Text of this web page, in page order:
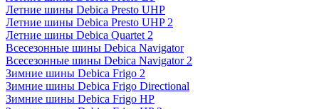
Летние шины Debica Presto UHP
Летние шины Debica Presto UHP 2
Летние шины Debica Quartet 2
Всесезонные шины Debica Navigator
Всесезонные шины Debica Navigator 2
Зимние шины Debica Frigo 2
Зимние шины Debica Frigo Directional
Зимние шины Debica Frigo HP